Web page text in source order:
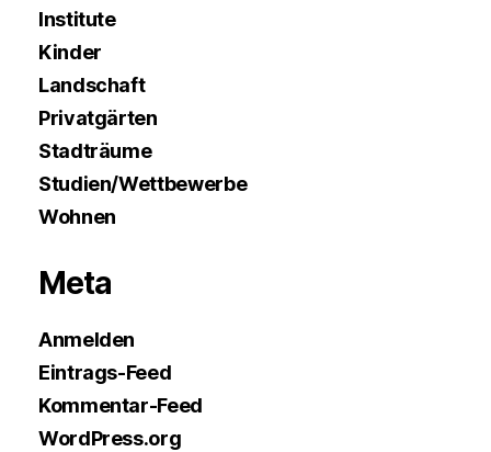
Institute
Kinder
Landschaft
Privatgärten
Stadträume
Studien/Wettbewerbe
Wohnen
Meta
Anmelden
Eintrags-Feed
Kommentar-Feed
WordPress.org